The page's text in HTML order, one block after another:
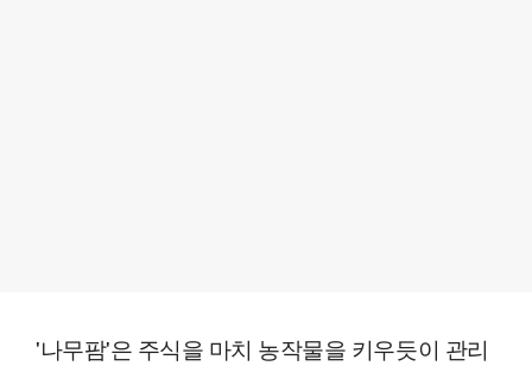
'나무팜'은 주식을 마치 농작물을 키우듯이 관리